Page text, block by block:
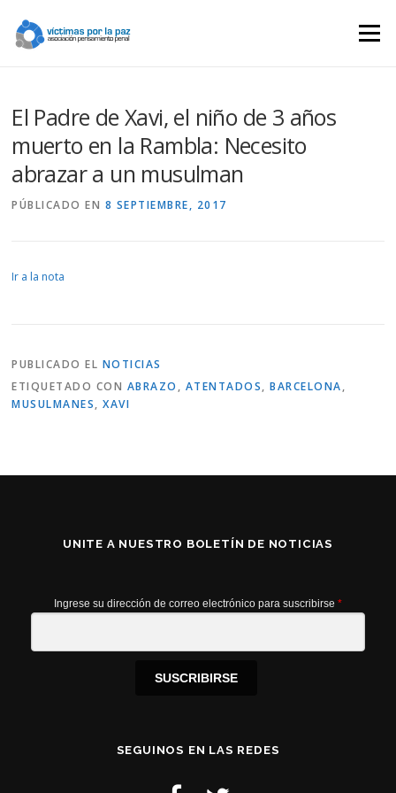
contenido
Menú
El Padre de Xavi, el niño de 3 años
muerto en la Rambla: Necesito
abrazar a un musulman
PÚBLICADO EN 8 SEPTIEMBRE, 2017
Ir a la nota
PUBLICADO EL NOTICIAS
ETIQUETADO CON ABRAZO , ATENTADOS,BARCELONA,
MUSULMANES,XAVI
UNITE A NUESTRO BOLETÍN DE NOTICIAS
Ingrese su dirección de correo electrónico para suscribirse *
SUSCRIBIRSE
SEGUINOS EN LAS REDES